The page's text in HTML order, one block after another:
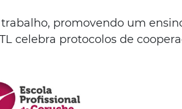
promovendo um
celebra protocolos de